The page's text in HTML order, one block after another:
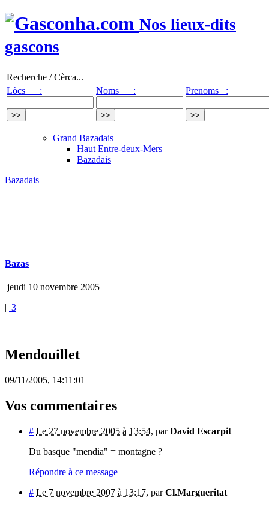
Nos lieux-dits
gascons
Recherche / Cèrca...
Lòcs :
Noms : Prenoms :
Grand Bazadais
Haut Entre-deux-Mers
Bazadais
Bazadais
Bazas
jeudi 10 novembre 2005
| 3
Mendouillet
09/11/2005, 14:11:01
Vos commentaires
# Le 27 novembre 2005 à 13:54, parDavid Escarpit
Du basque "mendia" = montagne ?
Répondre à ce message
# Le 7 novembre 2007 à 13:17, parCl.Margueritat